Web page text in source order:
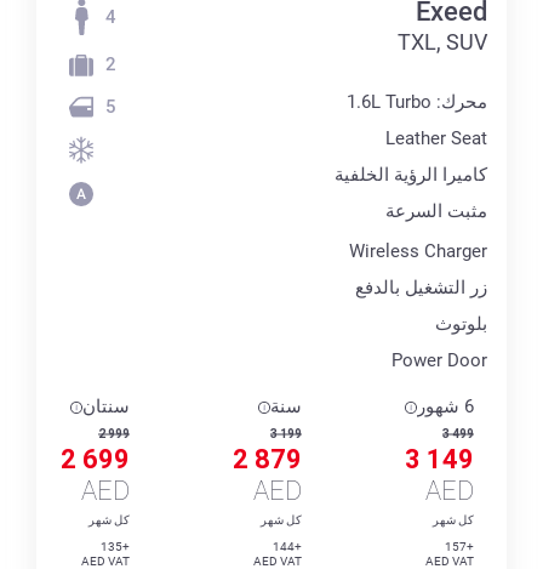
Exeed
TXL, SUV
محرك: 1.6L Turbo
Leather Seat
كاميرا الرؤية الخلفية
مثبت السرعة
Wireless Charger
زر التشغيل بالدفع
بلوتوث
Power Door
4
2
5
6 شهور
3 499
3 149
AED
كل شهر
+157
AED VAT
سنة
3 199
2 879
AED
كل شهر
+144
AED VAT
سنتان
2 999
2 699
AED
كل شهر
+135
AED VAT